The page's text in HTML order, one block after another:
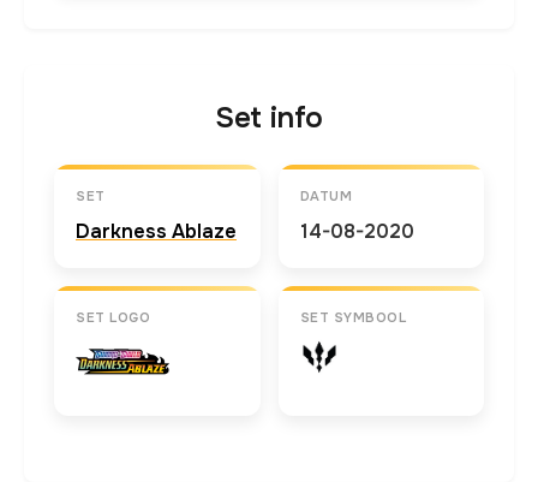
Set info
SET
Darkness Ablaze
DATUM
14-08-2020
SET LOGO SET SYMBOOL